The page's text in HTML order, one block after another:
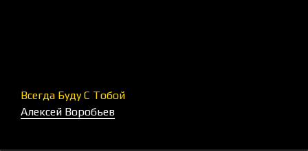
Всегда Буду С Тобой
Алексей Воробьев